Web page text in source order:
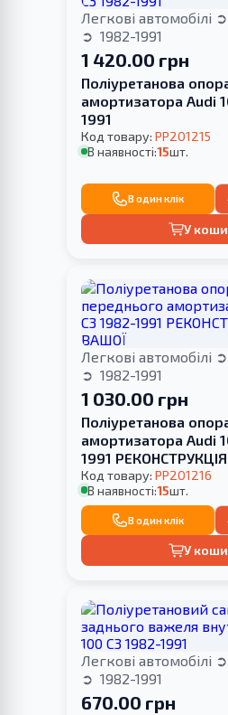
Легкові автомобілі
1982-1991
1 420.00 грн
Поліуретанова
амортизатора Audi
1991
Код товару: PP201215
В наявності:15шт.
В один клік
У
Легкові автомобілі
1982-1991
1 030.00 грн
Поліуретанова
амортизатора Audi
1991
Код товару: PP201216
В наявності:15шт.
В один клік
У
Легкові автомобілі
1982-1991
670.00 грн